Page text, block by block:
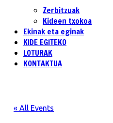
Zerbitzuak
Kideen txokoa
Ekinak eta eginak
KIDE EGITEKO
LOTURAK
KONTAKTUA
« All Events